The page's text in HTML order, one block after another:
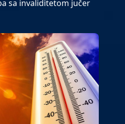
sa invaliditetom jučer